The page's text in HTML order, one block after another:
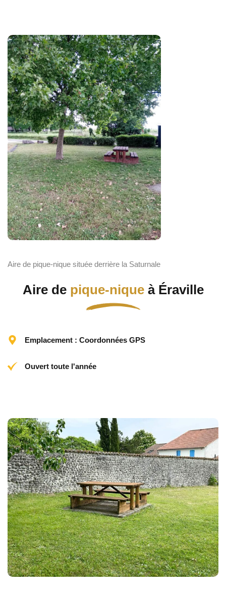
Aire de pique-nique située derrière la Saturnale
Aire de pique-niqueà Éraville
Emplacement : Coordonnées GPS
Ouvert toute l'année